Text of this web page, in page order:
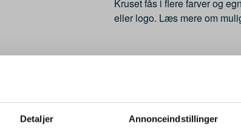
Detaljer Annonceindstillinger
Kruset fås i flere farver og
eller logo. Læs mere om
logo 300 ml -